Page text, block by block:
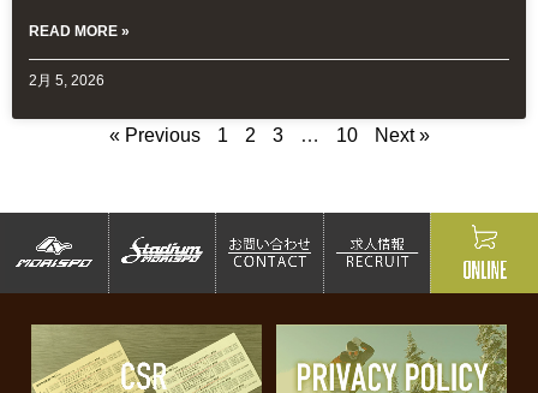
READ MORE »
2月 5, 2026
« Previous 1 2 3 … 10 Next »